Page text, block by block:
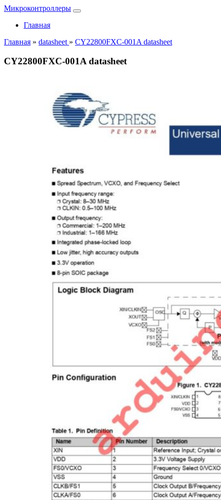
Микроконтроллеры
Главная
Главная » datasheet » CY22800FXC-001A datasheet
CY22800FXC-001A datasheet